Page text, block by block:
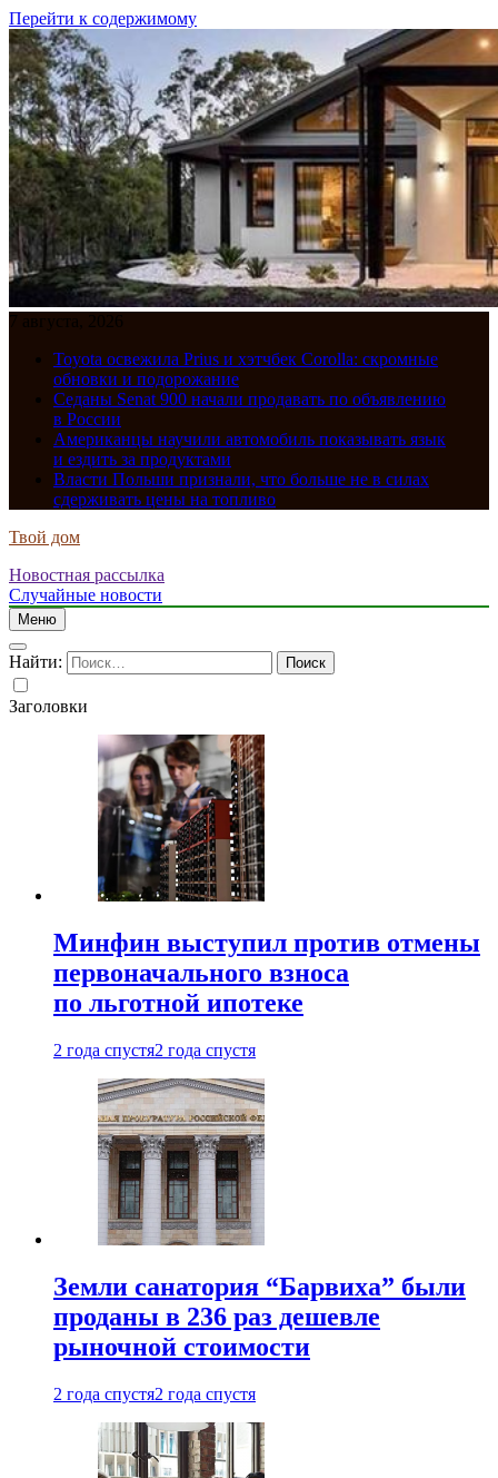
Перейти к содержимому
7 августа, 2026
Toyota освежила Prius и хэтчбек Corolla: скромные
обновки и подорожание
Седаны Senat 900 начали продавать по объявлению
в России
Американцы научили автомобиль показывать язык
и ездить за продуктами
Власти Польши признали, что больше не в силах
сдерживать цены на топливо
Твой дом
Новостная рассылка
Случайные новости
Меню
Найти:
Заголовки
Минфин выступил против отмены
первоначального взноса
по льготной ипотеке
2 года спустя2 года спустя
Земли санатория “Барвиха” были
проданы в 236 раз дешевле
рыночной стоимости
2 года спустя2 года спустя